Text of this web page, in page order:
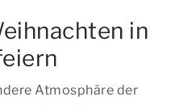
in
Atmosphäre der